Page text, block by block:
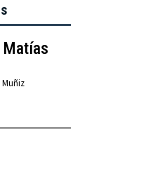
Muñiz